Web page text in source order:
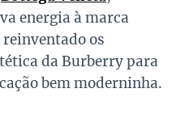
energia à marca
os
da Burberry para
bem moderninha.